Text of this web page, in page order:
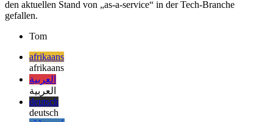
immer lokal verfügbar ist
Und das ist es! Ich hoffe, Ihnen hat dieser kompakte Überblick über
den aktuellen Stand von „as-a-service“ in der Tech-Branche
Tom
afrikaans
afrikaans
العربية